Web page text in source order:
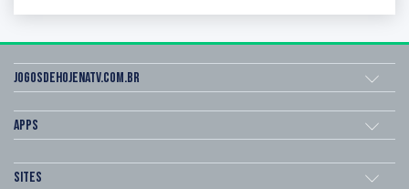
Jogosdehojenatv.com.br
Apps
Sites